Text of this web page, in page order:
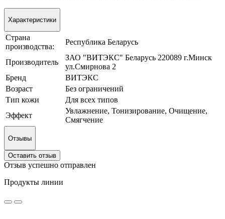
Характеристики
Страна
производства:
Республика Беларусь
Производитель
ЗАО "ВИТЭКС" Беларусь 220089 г.Минск
ул.Смирнова 2
Бренд
ВИТЭКС
Возраст
Без ограничений
Тип кожи
Для всех типов
Эффект
Увлажнение, Тонизирование, Очищение,
Смягчение
Отзывы
Оставить отзыв
Отзыв успешно отправлен
Продукты линии